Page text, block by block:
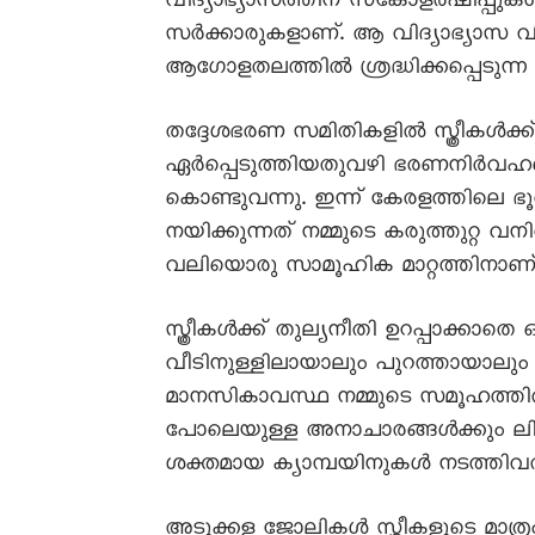
സർക്കാരുകളാണ്. ആ വിദ്യാഭ്യാസ
ആഗോളതലത്തിൽ
തദ്ദേശഭരണ സമിതികളിൽ
ഏർപ്പെടുത്തിയതുവഴി
കൊണ്ടുവന്നു. ഇന്ന് കേരളത്തിലെ
നയിക്കുന്നത് നമ്മുടെ കരുത്തുറ്റ
വലിയൊരു സാമൂഹിക മാറ്റത്തിനാണ്
സ്ത്രീകൾക്ക് തുല്യനീതി
വീടിനുള്ളിലായാലും
മാനസികാവസ്ഥ നമ്മുടെ
പോലെയുള്ള അനാചാരങ്ങൾക്കും
ശക്തമായ ക്യാമ്പയിനുകൾ